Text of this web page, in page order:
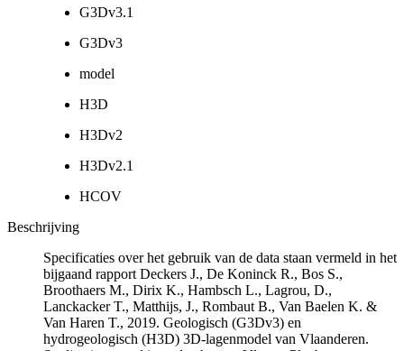
G3Dv3.1
G3Dv3
model
H3D
H3Dv2
H3Dv2.1
HCOV
Beschrijving
Specificaties over het gebruik van de data staan vermeld in het
bijgaand rapport Deckers J., De Koninck R., Bos S.,
Broothaers M., Dirix K., Hambsch L., Lagrou, D.,
Lanckacker T., Matthijs, J., Rombaut B., Van Baelen K. &
Van Haren T., 2019. Geologisch (G3Dv3) en
hydrogeologisch (H3D) 3D-lagenmodel van Vlaanderen.